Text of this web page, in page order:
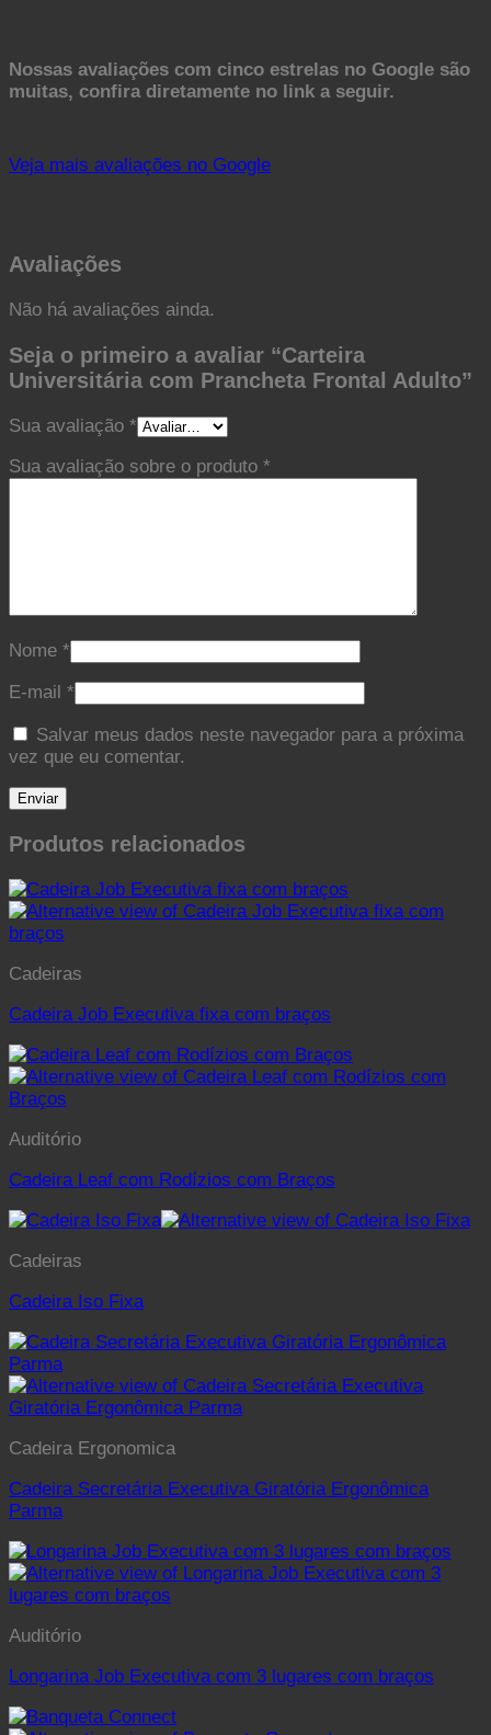
Nossas avaliações com cinco estrelas no Google são
muitas, confira diretamente no link a seguir.
Veja mais avaliações no Google
Avaliações
Não há avaliações ainda.
Seja o primeiro a avaliar “Carteira
Universitária com Prancheta Frontal Adulto”
Sua avaliação *
Sua avaliação sobre o produto *
Nome *
E-mail *
Salvar meus dados neste navegador para a próxima
vez que eu comentar.
Produtos relacionados
Cadeiras
Cadeira Job Executiva fixa com braços
Auditório
Cadeira Leaf com Rodízios com Braços
Cadeiras
Cadeira Iso Fixa
Cadeira Ergonomica
Cadeira Secretária Executiva Giratória Ergonômica
Parma
Auditório
Longarina Job Executiva com 3 lugares com braços